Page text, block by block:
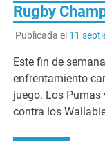
Rugby
Publicada el 11
Este fin de
enfrentamiento
juego. Los
contra los